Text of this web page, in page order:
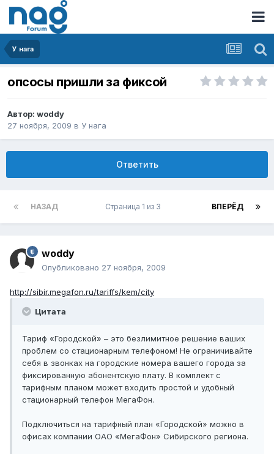
У нага
опсосы пришли за фиксой
Автор: woddy
27 ноября, 2009 в У нага
Ответить
НАЗАД ВПЕРЁД
Страница 1 из 3
woddy
Опубликовано 27 ноября, 2009
http://sibir.megafon.ru/tariffs/kem/city
Цитата
Тариф «Городской» – это безлимитное решение ваших
проблем со стационарным телефоном! Не ограничивайте
себя в звонках на городские номера вашего города за
фиксированную абонентскую плату. В комплект с
тарифным планом может входить простой и удобный
стационарный телефон МегаФон.
Подключиться на тарифный план «Городской» можно в
офисах компании ОАО «МегаФон» Сибирского региона.